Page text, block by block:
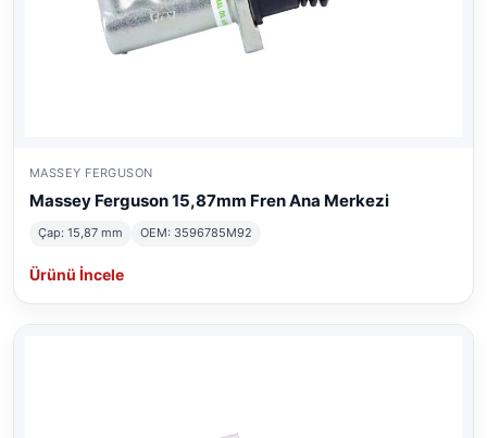
MASSEY FERGUSON
Massey Ferguson 15,87mm Fren Ana Merkezi
Çap: 15,87 mm OEM: 3596785M92
Ürünü İncele